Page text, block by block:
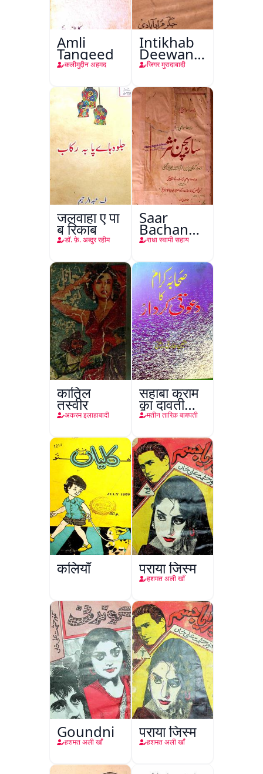
Amli
Tanqeed
कलीमुद्दीन अहमद
Intikhab
Deewan-
e-Jigar
जिगर मुरादाबादी
जलवाहा ए पा
ब रिकाब
डाॅ. फ़े. अब्दुर रहीम
Saar
Bachan
Nasr
राधा स्वामी सहाय
कातिल
तस्वीर
अकरम इलाहाबादी
सहाबा कराम
का दावती
किरदार
मतीन तारिक़ बाग़पती
कलियाँ पराया जिस्म
हशमत अली खाँ
Goundni
हशमत अली खाँ
पराया जिस्म
हशमत अली खाँ